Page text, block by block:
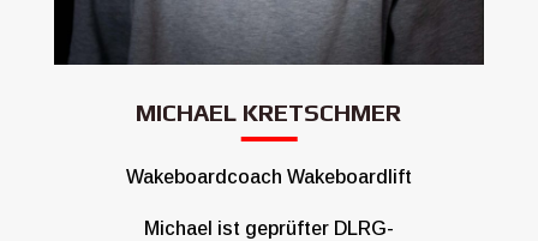
MICHAEL KRETSCHMER
Wakeboardcoach Wakeboardlift
Michael ist geprüfter DLRG-